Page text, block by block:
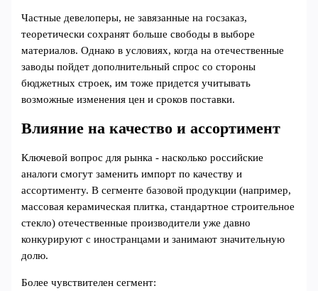
Частные девелоперы, не завязанные на госзаказ,
теоретически сохранят больше свободы в выборе
материалов. Однако в условиях, когда на отечественные
заводы пойдет дополнительный спрос со стороны
бюджетных строек, им тоже придется учитывать
возможные изменения цен и сроков поставки.
Влияние на качество и ассортимент
Ключевой вопрос для рынка - насколько российские
аналоги смогут заменить импорт по качеству и
ассортименту. В сегменте базовой продукции (например,
массовая керамическая плитка, стандартное строительное
стекло) отечественные производители уже давно
конкурируют с иностранцами и занимают значительную
долю.
Более чувствителен сегмент: